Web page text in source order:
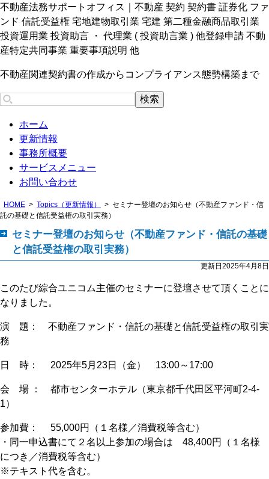
不動産法務サポートオフィス｜不動産 契約 契約書 証券化 ファ
ンド 信託受益権 宅地建物取引業 宅建 第二種金融商品取引業
投資運用業 投資助言 ・ 代理業 ( 投資助言業 ) 他登録申請 不動
産特定共同事業 重要事項説明 他
不動産関連契約書の作成からコンプライアンス態勢構築まで
ホーム
更新情報
事務所概要
サービスメニュー
お問い合わせ
HOME Topics（更新情報）
セミナー登壇のお知らせ（不動産ファンド・信
託の基礎と信託受益権の取引実務）
セミナー登壇のお知らせ（不動産ファンド・信託の基礎
と信託受益権の取引実務）
更新日2025年4月8日
このたび綜合ユニコム主催のセミナーに登壇させて頂くことに
なりました。
演 題： 不動産ファンド・信託の基礎と信託受益権の取引実
務
日 時： 2025年5月23日（金） 13:00～17:00
会 場 ： 都市センターホテル（東京都千代田区平河町2-4-
1）
参加費： 55,000円（１名様／消費税等含む）
・同一申込書にて２名以上参加の場合は 48,400円（１名様
につき／消費税等含む）
※テキスト代を含む。